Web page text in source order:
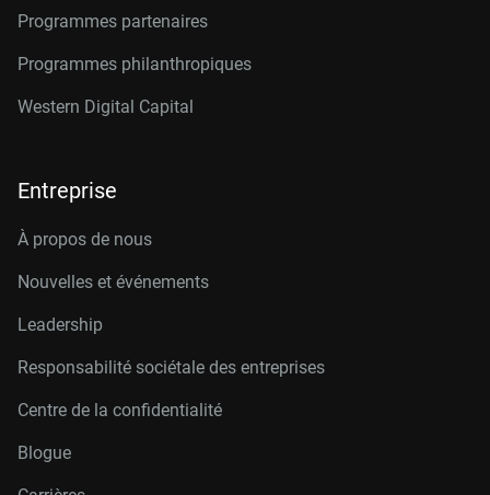
Programmes partenaires
Programmes philanthropiques
Western Digital Capital
Entreprise
À propos de nous
Nouvelles et événements
Leadership
Responsabilité sociétale des entreprises
Centre de la confidentialité
Blogue